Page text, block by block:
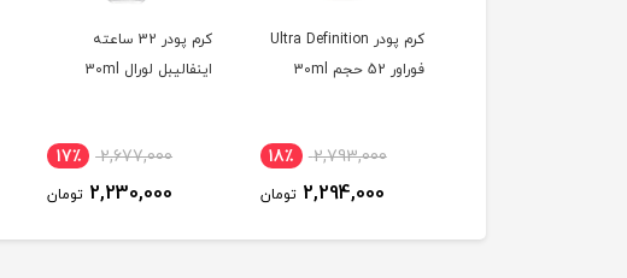
کرم پودر Ultra Definition
فوراور 52 حجم 30ml
2,793,000 18٪
2,294,000 تومان
کرم پودر 32 ساعته
اینفالیبل لورال 30ml
2,677,000 17٪
2,230,000 تومان